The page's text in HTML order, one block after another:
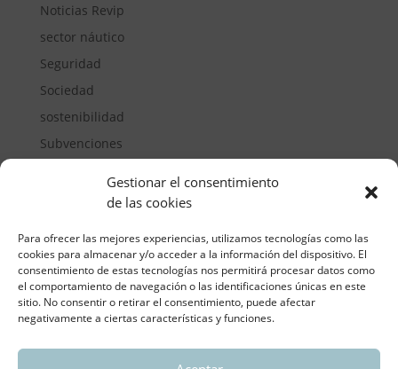
Gestionar el consentimiento
de las cookies
Para ofrecer las mejores experiencias, utilizamos tecnologías como las
cookies para almacenar y/o acceder a la información del dispositivo. El
consentimiento de estas tecnologías nos permitirá procesar datos como
el comportamiento de navegación o las identificaciones únicas en este
sitio. No consentir o retirar el consentimiento, puede afectar
negativamente a ciertas características y funciones.
Noticias Revip
sector náutico
Seguridad
Sociedad
sostenibilidad
Subvenciones